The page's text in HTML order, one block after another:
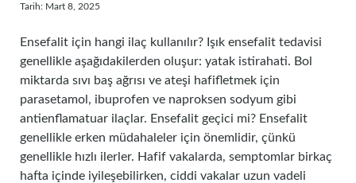
Tarih: Mart 8, 2025
Ensefalit için hangi ilaç kullanılır? Işık ensefalit tedavisi
genellikle aşağıdakilerden oluşur: yatak istirahati. Bol
miktarda sıvı baş ağrısı ve ateşi hafifletmek için
parasetamol, ibuprofen ve naproksen sodyum gibi
antienflamatuar ilaçlar. Ensefalit geçici mi? Ensefalit
genellikle erken müdahaleler için önemlidir, çünkü
genellikle hızlı ilerler. Hafif vakalarda, semptomlar birkaç
hafta içinde iyileşebilirken, ciddi vakalar uzun vadeli